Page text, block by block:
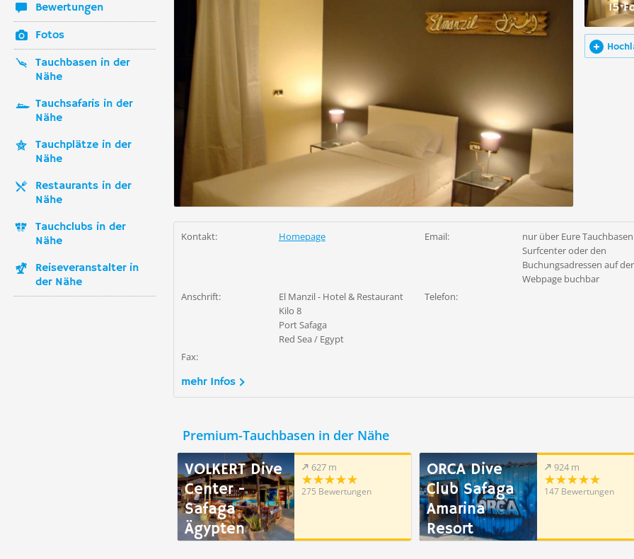
Bewertungen
Fotos
Tauchbasen in der
Nähe
Tauchsafaris in der
Nähe
Tauchplätze in der
Nähe
Restaurants in der
Nähe
Tauchclubs in der
Nähe
Reiseveranstalter in
der Nähe
15
Kontakt: Homepage Email:
nur über Eure
Surfcenter oder den
Buchungsadressen auf der
Webpage buchbar
Anschrift:
El Manzil - Hotel & Restaurant
Kilo 8
Port Safaga
Red Sea / Egypt
Telefon:
Fax:
mehr Infos
Premium-Tauchbasen in der Nähe
VOLKERT Dive
Center -
Safaga
Ägypten
627 m
275 Bewertungen
ORCA Dive
Club Safaga
Amarina
Resort
924 m
147 Bewertungen